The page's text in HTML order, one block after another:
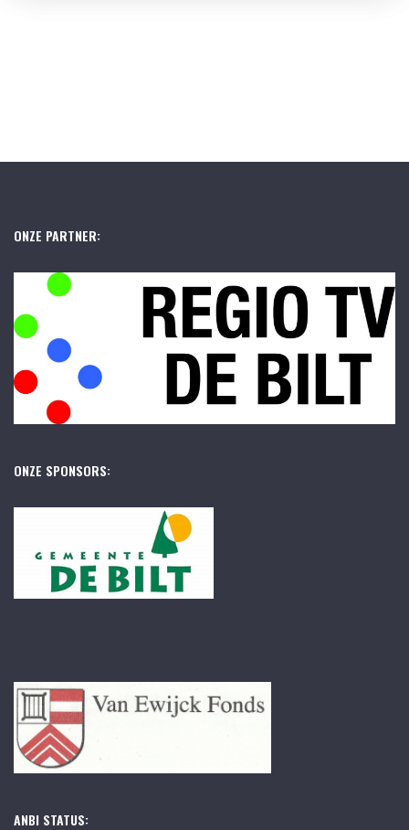
ONZE PARTNER:
ONZE SPONSORS:
ANBI STATUS: